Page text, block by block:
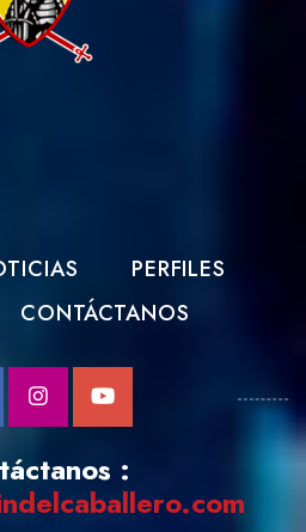
PERFILES
CONTÁCTANOS
: